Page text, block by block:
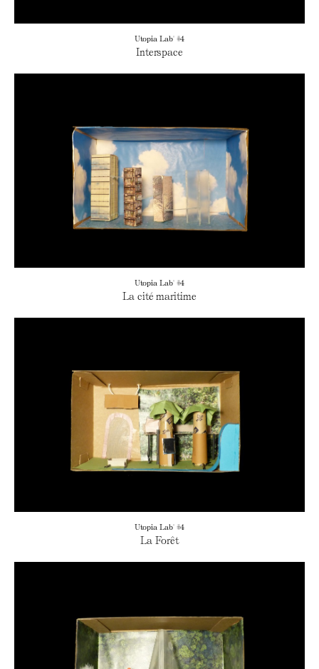
Utopia Lab' #4
Interspace
Utopia Lab' #4
La cité maritime
Utopia Lab' #4
La Forêt